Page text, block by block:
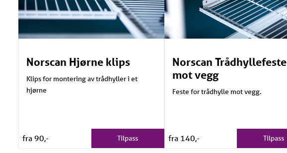
Norscan Hjørne klips
Klips for montering av trådhyller i et
hjørne
fra 90,- Tilpass
Norscan Trådhyllefeste
mot vegg
Feste for trådhylle mot vegg.
fra 140,- Tilpass